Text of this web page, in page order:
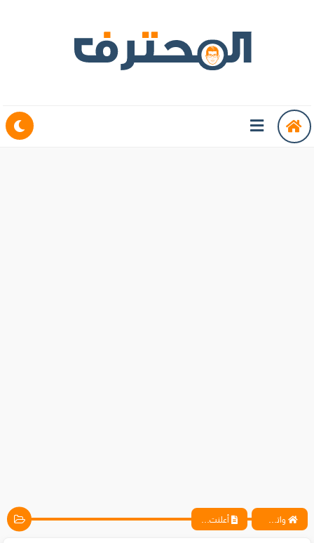
واتس آب ، فيسبوك ، أنترنت ، شروحات تقنية حصرية - المحترف أعلنت Amazon Web Services عن خدمة جديدة لمقدمي برامج الرعاية الصحية تمتاز باستخدام تقنيتي الذكاء الاصطناعي التوليدي وتَعرُّف الكلام لصياغة الوثائق السريرية تلقائيًا